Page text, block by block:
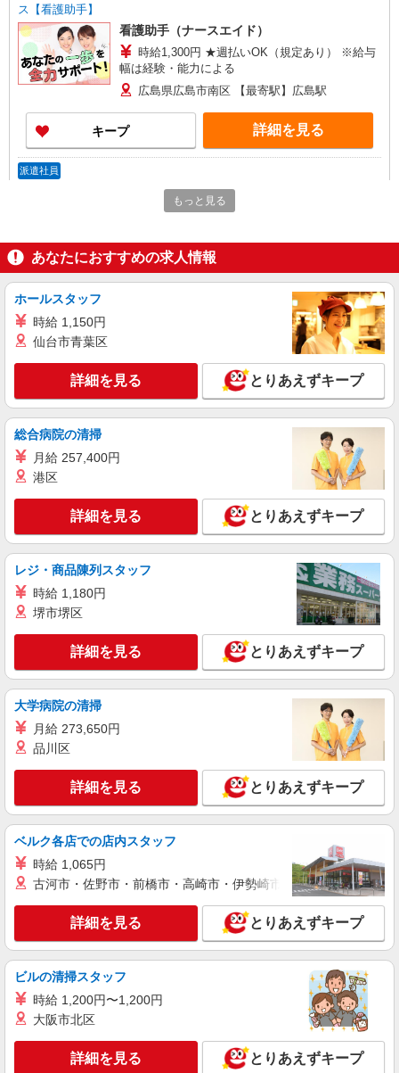
ス【看護助手】
看護助手（ナースエイド）
時給1,300円 ★週払いOK（規定あり） ※給与
幅は経験・能力による
広島県広島市南区 【最寄駅】広島駅
キープ 詳細を見る
派遣社員
株式会社kotrio /●HR-H-1990922
広島駅駅＊看護助手＊日払いOK！推し活の軍
時給1350円〜1937円 ＜日払い有/週払い有/交
通費全支給(ガソリン代含む)＞
広島市南区
キープ 詳細を見る
アルバイト パート 派遣社員
日研トータルソーシング株式会社 メディカルケア事業部/広島オフィ
ス【看護助手】
看護助手（ナースエイド）
時給1,300円 ★週払いOK（規定あり） ※給与
幅は経験・能力による
広島県広島市南区 【最寄駅】海岸通電停
キープ 詳細を見る
派遣社員
株式会社kotrio /●HR-H-1956244
広島駅駅｜看護師さんのサポートスタッフ募集
時給1450円〜1937円 ＜日払い有/週払い有/交
通費全支給(ガソリン代含む)＞
広島市南区
詳細を見る
アルバイト
日研トータルソーシング株式会社 メディカルケア事業部/広島オフィ
ス【看護助手】
看護助手（ナースエイド）
時給1,300円 ★週払いOK（規定あり） ※給与
幅は経験・能力による
広島県広島市南区 【最寄駅】比治山下電停
キープ 詳細を見る
アルバイト パート 派遣社員
日研トータルソーシング株式会社 メディカルケア事業部/広島オフィ
看護助手（ナースエイド）
時給1,300円 ★週払いOK（規定あり） ※給与
幅は経験・能力による
広島県広島市南区 【最寄駅】皆実町二丁目駅
もっと見る
あなたにおすすめの求人情報
ホールスタッフ
時給 1,150円
仙台市青葉区
詳細を見る とりあえずキープ
総合病院の清掃
月給 257,400円
港区
詳細を見る とりあえずキープ
レジ・商品陳列スタッフ
時給 1,180円
堺市堺区
詳細を見る とりあえずキープ
大学病院の清掃
月給 273,650円
品川区
詳細を見る とりあえずキープ
ベルク各店での店内スタッフ
時給 1,065円
古河市・佐野市・前橋市・高崎市・伊勢崎市・太田市・館林市
詳細を見る とりあえずキープ
ビルの清掃スタッフ
時給 1,200円〜1,200円
大阪市北区
詳細を見る とりあえずキープ